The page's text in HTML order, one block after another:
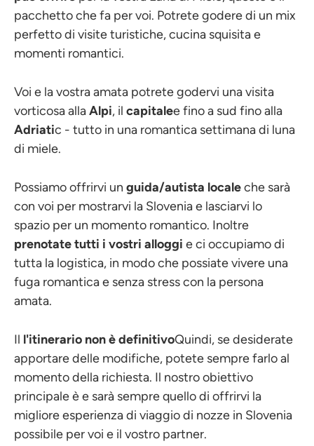
pacchetto che fa per voi. Potrete godere di un mix
perfetto di visite turistiche, cucina squisita e
momenti romantici.
Voi e la vostra amata potrete godervi una visita
vorticosa allaAlpi, il capitalee fino a sud fino alla
Adriatic - tutto in una romantica settimana di luna
di miele.
Possiamo offrirvi un guida/autista localeche sarà
con voi per mostrarvi la Slovenia e lasciarvi lo
spazio per un momento romantico. Inoltre
prenotate tutti i vostri alloggi e ci occupiamo di
tutta la logistica, in modo che possiate vivere una
fuga romantica e senza stress con la persona
amata.
Il l'itinerario non è definitivoQuindi, se desiderate
apportare delle modifiche, potete sempre farlo al
momento della richiesta. Il nostro obiettivo
principale è e sarà sempre quello di offrirvi la
migliore esperienza di viaggio di nozze in Slovenia
possibile per voi e il vostro partner.